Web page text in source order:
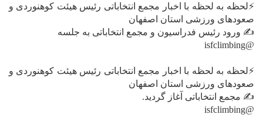
⚡️لحظه به لحظه با اخبار مجمع انتخاباتی رئیس هیئت کوهنوردی و
صعودهای ورزشی استان اصفهان
✍ ورود رئیس فدراسیون و مجمع انتخاباتی به جلسه
@isfclimbing
⚡️لحظه به لحظه با اخبار مجمع انتخاباتی رئیس هیئت کوهنوردی و
صعودهای ورزشی استان اصفهان
✍ مجمع انتخاباتی آغاز گردید.
@isfclimbing